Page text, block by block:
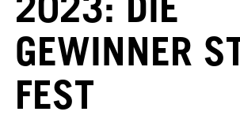
GEWINNER
FEST